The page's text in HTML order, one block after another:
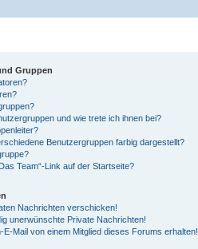
Gruppen
und wie trete ich ihnen bei?
Benutzergruppen farbig dargestellt?
Team“-Link auf der Startseite?
Nachrichten verschicken!
unerwünschte Private Nachrichten!
E-Mail von einem Mitglied dieses Forums erhalten!